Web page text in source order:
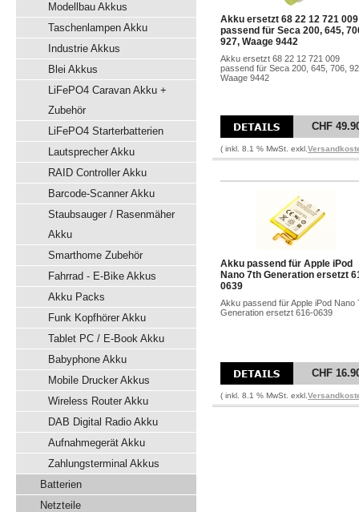
Modellbau Akkus
Taschenlampen Akku
Industrie Akkus
Blei Akkus
LiFePO4 Caravan Akku +
Zubehör
LiFePO4 Starterbatterien
Lautsprecher Akku
RAID Controller Akku
Barcode-Scanner Akku
Staubsauger / Rasenmäher
Akku
Smarthome Zubehör
Fahrrad - E-Bike Akkus
Akku Packs
Funk Kopfhörer Akku
Tablet PC / E-Book Akku
Babyphone Akku
Mobile Drucker Akkus
Wireless Router Akku
DAB Digital Radio Akku
Aufnahmegerät Akku
Zahlungsterminal Akkus
Batterien
Netzteile
Akku ersetzt 68 22 12 721 009
passend für Seca 200, 645,
927, Waage 9442
Akku ersetzt 68 22 12 721 009
passend für Seca 200, 645, 706,
Waage 9442
CHF
( inkl. 8.1 % MwSt. exkl.
Akku passend für Apple iPod
Nano 7th Generation ersetzt
0639
Akku passend für Apple iPod Nano
Generation ersetzt 616-0639
CHF
( inkl. 8.1 % MwSt. exkl.